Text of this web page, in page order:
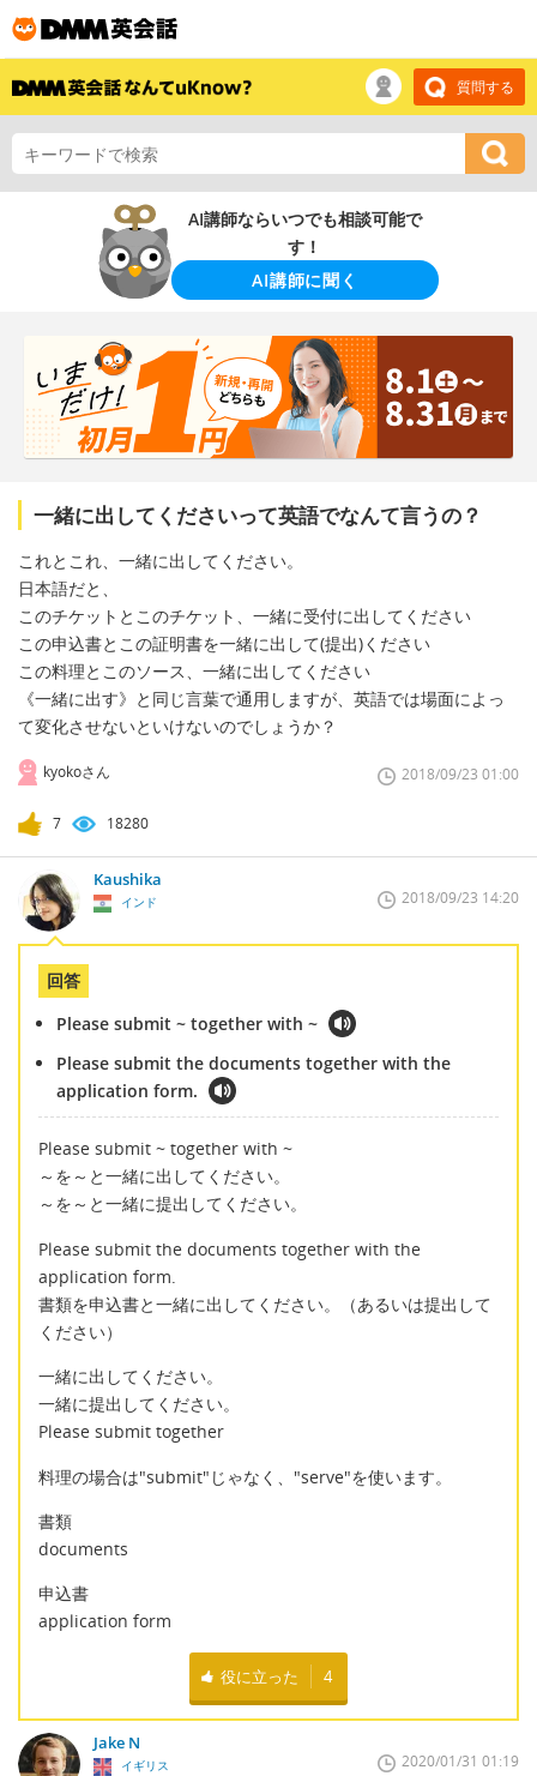
質問する
AI講師ならいつでも相談可能で
す！
AI講師に聞く
一緒に出してくださいって英語でなんて言うの？
これとこれ、一緒に出してください。
日本語だと、
このチケットとこのチケット、一緒に受付に出してください
この申込書とこの証明書を一緒に出して(提出)ください
この料理とこのソース、一緒に出してください
《一緒に出す》と同じ言葉で通用しますが、英語では場面によっ
て変化させないといけないのでしょうか？
kyokoさん 2018/09/23 01:00
7 18280
Kaushika
インド 2018/09/23 14:20
回答
Please submit ~ together with ~
Please submit the documents together with the
application form.
Please submit ~ together with ~
～を～と一緒に出してください。
～を～と一緒に提出してください。
Please submit the documents together with the
application form.
書類を申込書と一緒に出してください。（あるいは提出して
ください）
一緒に出してください。
一緒に提出してください。
Please submit together
料理の場合は"submit"じゃなく、"serve"を使います。
書類
documents
申込書
application form
役に立った 4
Jake N
イギリス 2020/01/31 01:19